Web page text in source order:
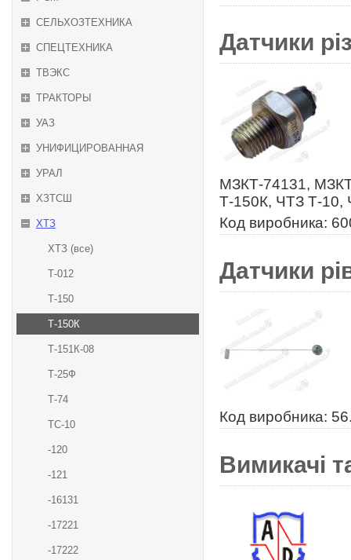
СЕЛЬХОЗТЕХНИКА
СПЕЦТЕХНИКА
ТВЭКС
ТРАКТОРЫ
УАЗ
УНИФИЦИРОВАННАЯ
УРАЛ
ХЗТСШ
ХТЗ
ХТЗ (все)
Т-012
Т-150
Т-150К
Т-151К-08
Т-25Ф
Т-74
ТС-10
-120
-121
-16131
-17221
-17222
Датчики
МЗКТ-74131,
Т-150К, ЧТЗ Т-10,
Код виробника:
Датчики
Код виробника:
Вимикачі